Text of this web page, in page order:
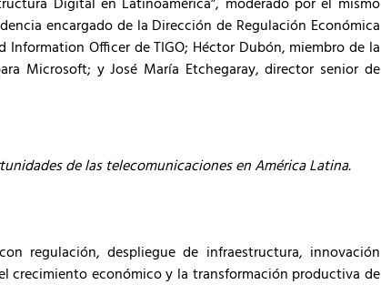
Digital en Latinoamérica”, moderado por el mismo
encargado de la Dirección de Regulación Económica
Information Officer de TIGO; Héctor Dubón, miembro de la
Microsoft; y José María Etchegaray, director senior de
de las telecomunicaciones en América Latina.
regulación, despliegue de infraestructura, innovación
económico y la transformación productiva de